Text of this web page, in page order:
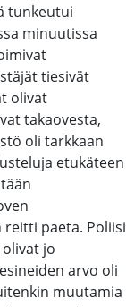
tunkeutui
minuutissa
tiesivät
olivat
takaovesta,
oli tarkkaan
etukäteen
reitti paeta. Poliisi
jo
arvo oli
muutamia